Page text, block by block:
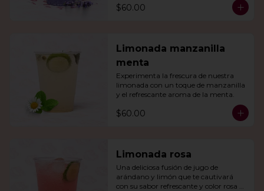
$60.00
Limonada manzanilla
menta
Experimenta la frescura de nuestra
limonada con un toque de manzanilla
y el refrescante aroma de la menta.
$60.00
Limonada rosa
Una deliciosa fusión de jugo de
arándano y limón que te cautivará
con su sabor refrescante y color rosa